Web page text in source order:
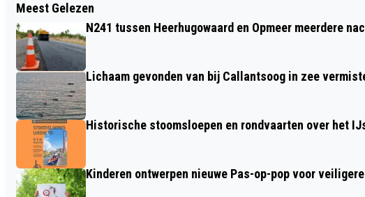
VIER DE MEIVAKANTIE BIJ
OUTDOORPARK ALKMAAR
Meest Gelezen
N241 tussen Heerhugowaard en Opmeer meerdere
Lichaam gevonden van bij Callantsoog in zee
Historische stoomsloepen en rondvaarten over het
Kinderen ontwerpen nieuwe Pas-op-pop voor